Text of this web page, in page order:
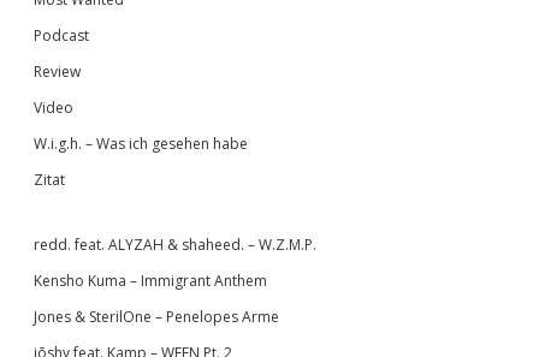
Podcast
Review
Video
W.i.g.h. – Was ich gesehen habe
Zitat
redd. feat. ALYZAH & shaheed. – W.Z.M.P.
Kensho Kuma – Immigrant Anthem
Jones & SterilOne – Penelopes Arme
jōshy feat. Kamp – WEEN Pt. 2